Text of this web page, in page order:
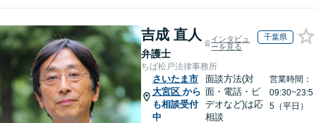
吉成 直人
弁護士
インタビュ
ーを見る
千葉県
ちば松戸法律事務所
さいたま市
大宮区 から
も相談受付
中
面談方法(対
面・電話・ビ
デオなど)は応
相談
営業時間：
09:30~23:5
5（平日）